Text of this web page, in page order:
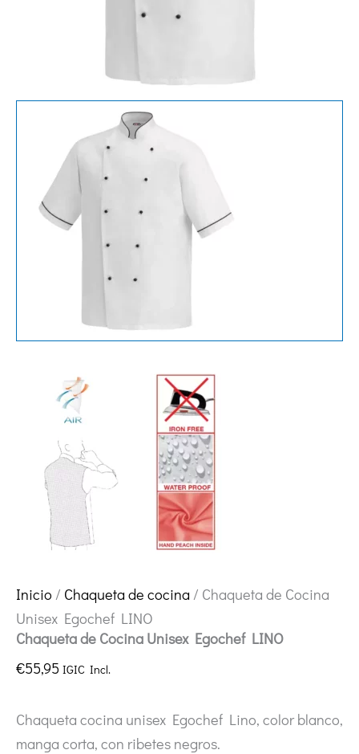
Inicio / Chaqueta de cocina / Chaqueta de Cocina
Unisex Egochef LINO
Chaqueta de Cocina Unisex Egochef LINO
€55,95 IGIC Incl.
Chaqueta cocina unisex Egochef Lino, color blanco,
manga corta, con ribetes negros.